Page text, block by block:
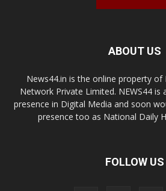
ABOUT US
News44.in is the online property of
Network Private Limited. NEWS44
presence in Digital Media and soon
presence too as National Daily
FOLLOW US